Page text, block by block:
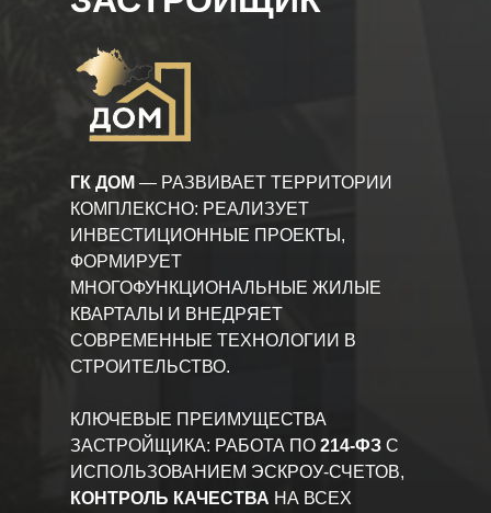
ГК ДОМ — РАЗВИВАЕТ ТЕРРИТОРИИ
КОМПЛЕКСНО: РЕАЛИЗУЕТ
ИНВЕСТИЦИОННЫЕ ПРОЕКТЫ,
ФОРМИРУЕТ
МНОГОФУНКЦИОНАЛЬНЫЕ ЖИЛЫЕ
КВАРТАЛЫ И ВНЕДРЯЕТ
СОВРЕМЕННЫЕ ТЕХНОЛОГИИ В
СТРОИТЕЛЬСТВО.
КЛЮЧЕВЫЕ ПРЕИМУЩЕСТВА
ЗАСТРОЙЩИКА: РАБОТА ПО 214-ФЗ С
ИСПОЛЬЗОВАНИЕМ ЭСКРОУ-СЧЕТОВ,
КОНТРОЛЬ КАЧЕСТВА НА ВСЕХ